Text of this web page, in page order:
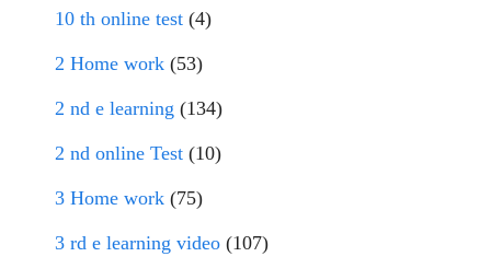
10 th online test (4)
2 Home work (53)
2 nd e learning (134)
2 nd online Test (10)
3 Home work (75)
3 rd e learning video (107)